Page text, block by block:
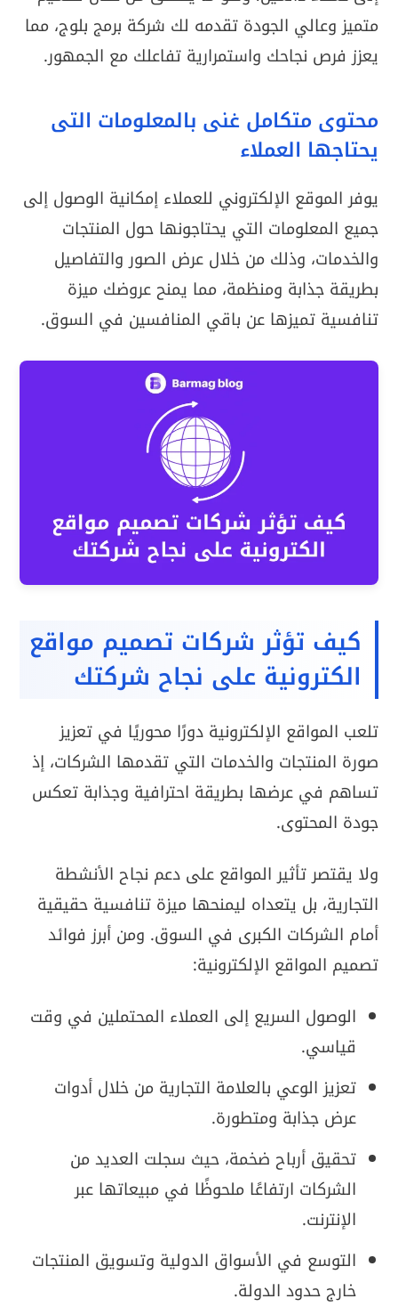
متميز وعالي الجودة تقدمه لك شركة برمج بلوج، مما
يعزز فرص نجاحك واستمرارية تفاعلك مع الجمهور.
محتوى متكامل غنى بالمعلومات التى
يحتاجها العملاء
يوفر الموقع الإلكتروني للعملاء إمكانية الوصول إلى
جميع المعلومات التي يحتاجونها حول المنتجات
والخدمات، وذلك من خلال عرض الصور والتفاصيل
بطريقة جذابة ومنظمة، مما يمنح عروضك ميزة
تنافسية تميزها عن باقي المنافسين في السوق.
كيف تؤثر شركات تصميم مواقع
الكترونية على نجاح شركتك
تلعب المواقع الإلكترونية دورًا محوريًا في تعزيز
صورة المنتجات والخدمات التي تقدمها الشركات، إذ
تساهم في عرضها بطريقة احترافية وجذابة تعكس
جودة المحتوى.
ولا يقتصر تأثير المواقع على دعم نجاح الأنشطة
التجارية، بل يتعداه ليمنحها ميزة تنافسية حقيقية
أمام الشركات الكبرى في السوق. ومن أبرز فوائد
تصميم المواقع الإلكترونية:
الوصول السريع إلى العملاء المحتملين في وقت
قياسي.
تعزيز الوعي بالعلامة التجارية من خلال أدوات
عرض جذابة ومتطورة.
تحقيق أرباح ضخمة، حيث سجلت العديد من
الشركات ارتفاعًا ملحوظًا في مبيعاتها عبر
الإنترنت.
التوسع في الأسواق الدولية وتسويق المنتجات
خارج حدود الدولة.